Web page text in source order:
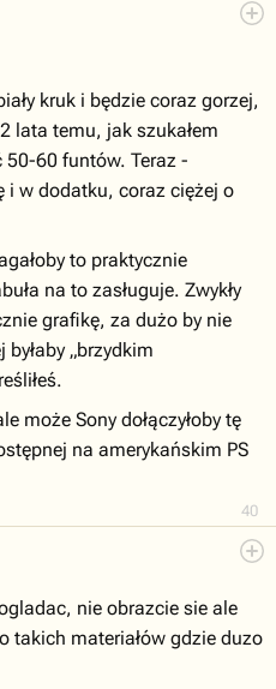
40
kruk i będzie coraz gorzej,
lata temu, jak szukałem
50-60 funtów. Teraz -
i w dodatku, coraz ciężej o
to praktycznie
na to zasługuje. Zwykły
grafikę, za dużo by nie
„brzydkim
może Sony dołączyłoby tę
na amerykańskim PS
nie obrazcie sie ale
takich materiałów gdzie duzo